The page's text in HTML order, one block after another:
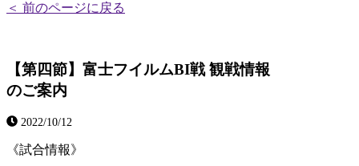
＜ 前のページに戻る
【第四節】富士フイルムBI戦 観戦情報
のご案内
2022/10/12
《試合情報》